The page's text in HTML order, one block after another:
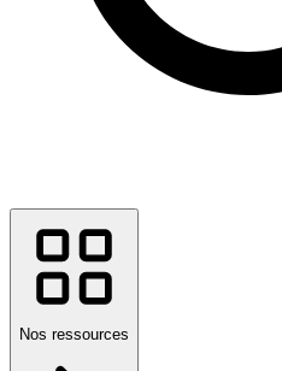
Nos ressources